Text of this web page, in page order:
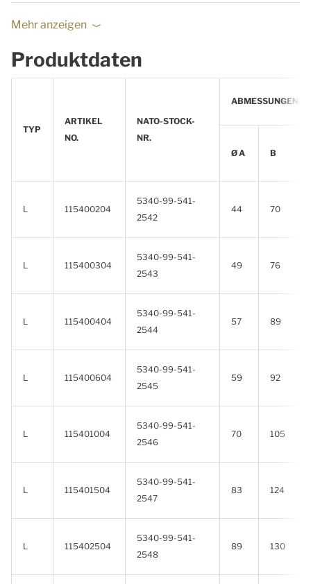
Mehr anzeigen
Produktdaten
TYP
ARTIKEL
NO.
NATO-STOCK-
NR.
ABMESSUNGEN
Ø A B
L 115400204
5340-99-541-
2542
44 70
L 115400304
5340-99-541-
2543
49 76
L 115400404
5340-99-541-
2544
57 89
L 115400604
5340-99-541-
2545
59 92
L 115401004
5340-99-541-
2546
70 105
L 115401504
5340-99-541-
2547
83 124
L 115402504
5340-99-541-
2548
89 130